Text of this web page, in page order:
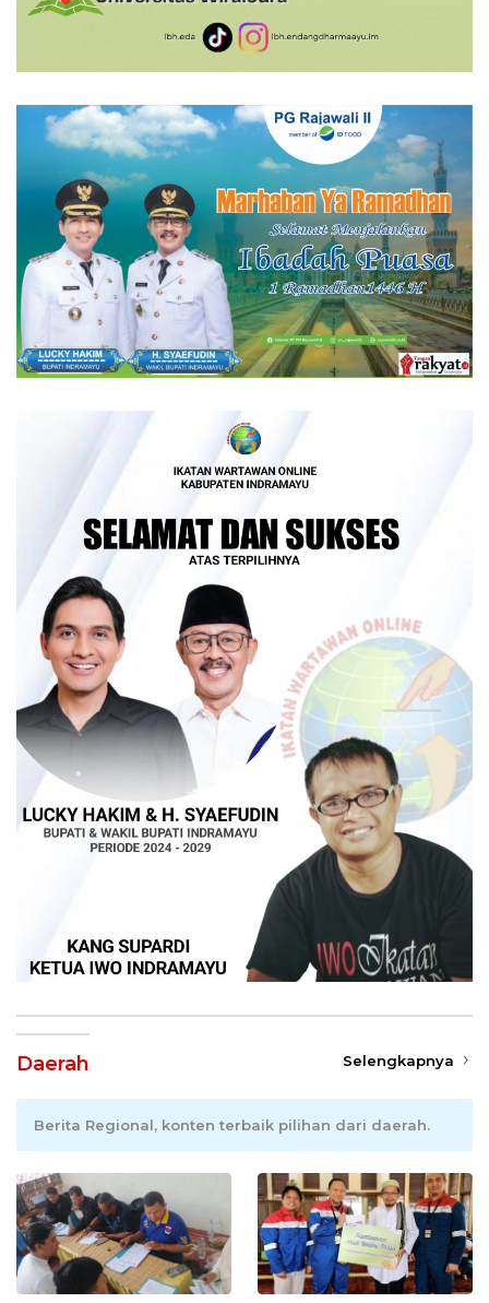
Daerah Selengkapnya
Berita Regional, konten terbaik pilihan dari daerah.